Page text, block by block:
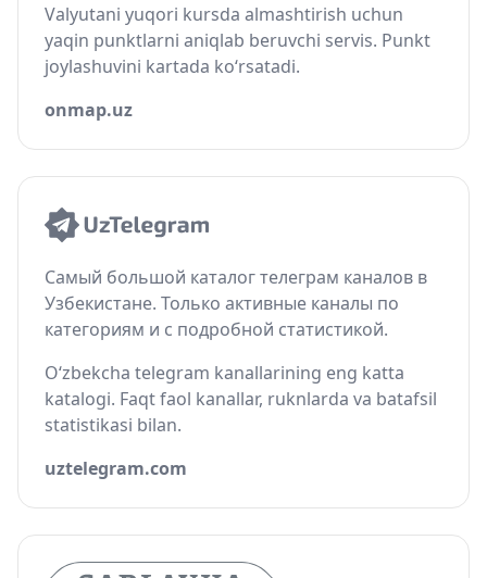
Valyutani yuqori kursda almashtirish uchun
yaqin punktlarni aniqlab beruvchi servis. Punkt
joylashuvini kartada ko‘rsatadi.
onmap.uz
Самый большой каталог телеграм каналов в
Узбекистане. Только активные каналы по
категориям и с подробной статистикой.
O‘zbekcha telegram kanallarining eng katta
katalogi. Faqt faol kanallar, ruknlarda va batafsil
statistikasi bilan.
uztelegram.com